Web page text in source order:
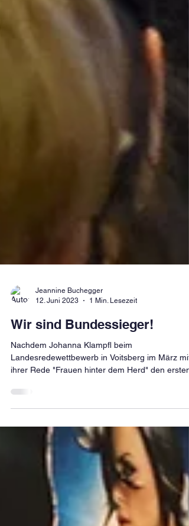
Jeannine Buchegger
1 Min. Lesezeit
Wir sind Bundessieger!
Nachdem Johanna Klampfl beim
Landesredewettbewerb in Voitsberg im März mit
Platz gemacht...